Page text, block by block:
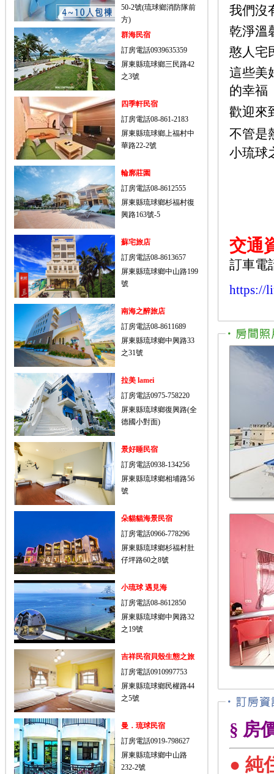
50-2號(琉球鄉消防隊前
方)
群海民宿
訂房電話0939635359
屏東縣琉球鄉三民路42
之3號
四季軒民宿
訂房電話08-861-2183
屏東縣琉球鄉上福村中
華路22-2號
輪廓莊園
訂房電話08-8612555
屏東縣琉球鄉杉福村復
興路163號-5
蘇宅旅店
訂房電話08-8613657
屏東縣琉球鄉中山路199
號
南海之醉旅店
訂房電話08-8611689
屏東縣琉球鄉中興路33
之31號
拉美 lamei
訂房電話0975-758220
屏東縣琉球鄉復興路(全
德國小對面)
景好睡民宿
訂房電話0938-134256
屏東縣琉球鄉相埔路56
號
朵貓貓海景民宿
訂房電話0966-778296
屏東縣琉球鄉杉福村肚
仔坪路60之8號
小琉球 遇見海
訂房電話08-8612850
屏東縣琉球鄉中興路32
之19號
吉祥民宿貝殼生態之旅
訂房電話0910997753
屏東縣琉球鄉民權路44
之5號
曼．琉球民宿
訂房電話0919-798627
屏東縣琉球鄉中山路
232-2號
我們沒
乾淨溫
憨人宅
這些美
的幸福
歡迎來
不管是
小琉球
交通
訂車電
https://
§ 房
● 純